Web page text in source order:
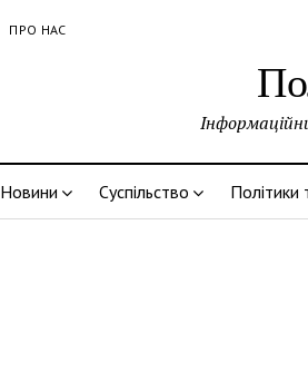
ПРО НАС
Новини Суспільство Політики